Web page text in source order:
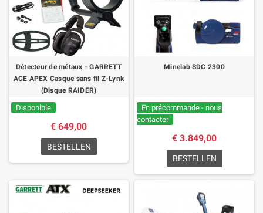
Détecteur de métaux - GARRETT
ACE APEX Casque sans fil Z-Lynk
(Disque RAIDER)
Disponible
€ 649,00
BESTELLEN
Minelab SDC 2300
En précommande - nous
contacter
€ 3.849,00
BESTELLEN